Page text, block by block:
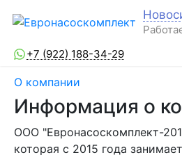
+7 (922) 188-34-29
О компании
Информация о
ООО "Евронасоскомплект-
которая с 2015 года